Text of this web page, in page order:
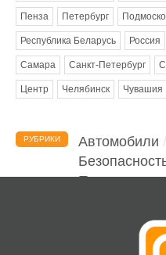
Пенза Петербург
Республика Беларусь Россия
Самара Санкт-Петербург
Центр Челябинск Чувашия
РУБРИКИ Автомобили
Помощь